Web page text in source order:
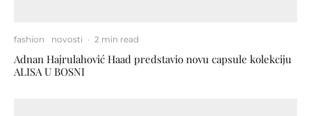
fashion novosti · 2 min read
Adnan Hajrulahović Haad predstavio novu capsule kolekciju
ALISA U BOSNI